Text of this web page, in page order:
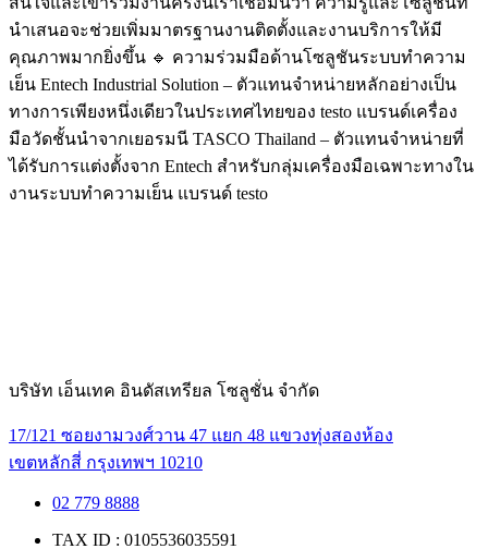
นำเสนอจะช่วยเพิ่มมาตรฐานงานติดตั้งและงานบริการให้มี
คุณภาพมากยิ่งขึ้น 🔹 ความร่วมมือด้านโซลูชันระบบทำความ
เย็น Entech Industrial Solution – ตัวแทนจำหน่ายหลักอย่างเป็น
ทางการเพียงหนึ่งเดียวในประเทศไทยของ testo แบรนด์เครื่อง
มือวัดชั้นนำจากเยอรมนี TASCO Thailand – ตัวแทนจำหน่ายที่
ได้รับการแต่งตั้งจาก Entech สำหรับกลุ่มเครื่องมือเฉพาะทางใน
งานระบบทำความเย็น แบรนด์ testo
บริษัท เอ็นเทค อินดัสเทรียล โซลูชั่น จำกัด
17/121 ซอยงามวงศ์วาน 47 แยก 48 แขวงทุ่งสองห้อง
เขตหลักสี่ กรุงเทพฯ 10210
02 779 8888
TAX ID : 0105536035591